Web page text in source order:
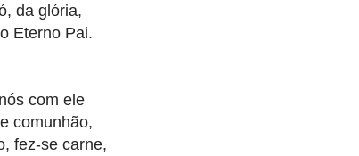
da glória,
Eterno Pai.
com ele
comunhão,
fez-se carne,